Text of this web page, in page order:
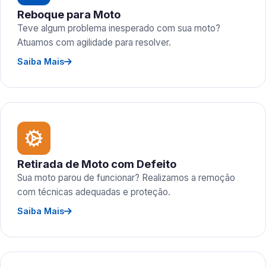
Reboque para Moto
Teve algum problema inesperado com sua moto?
Atuamos com agilidade para resolver.
Saiba Mais
Retirada de Moto com Defeito
Sua moto parou de funcionar? Realizamos a remoção
com técnicas adequadas e proteção.
Saiba Mais